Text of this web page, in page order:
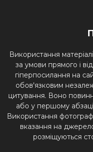
Використання
за умови прямого і
гіперпосилання на
обов'язковим
цитування. Воно
або у першому
Використання
вказання на
розміщуються